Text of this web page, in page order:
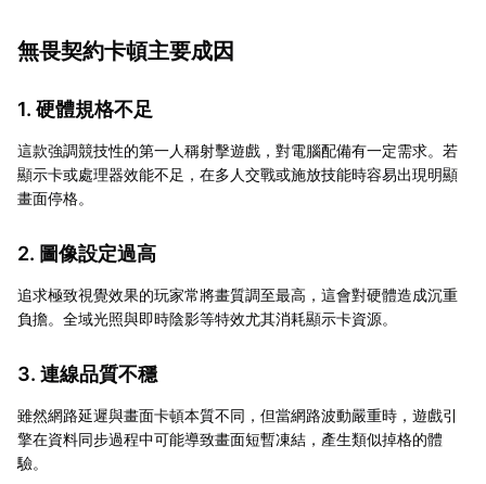
無畏契約卡頓主要成因
1. 硬體規格不足
這款強調競技性的第一人稱射擊遊戲，對電腦配備有一定需求。若
顯示卡或處理器效能不足，在多人交戰或施放技能時容易出現明顯
畫面停格。
2. 圖像設定過高
追求極致視覺效果的玩家常將畫質調至最高，這會對硬體造成沉重
負擔。全域光照與即時陰影等特效尤其消耗顯示卡資源。
3. 連線品質不穩
雖然網路延遲與畫面卡頓本質不同，但當網路波動嚴重時，遊戲引
擎在資料同步過程中可能導致畫面短暫凍結，產生類似掉格的體
驗。